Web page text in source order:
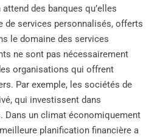
des banques qu’elles
de services personnalisés, offerts
le domaine des services
ne sont pas nécessairement
organisations qui offrent
Par exemple, les sociétés de
qui investissent dans
Dans un climat économiquement
planification financière a